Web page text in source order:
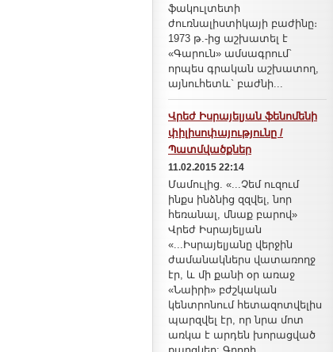
ֆակուլտետի
ժուռնալիստիկայի բաժինը։
1973 թ.-ից աշխատել է
«Գարուն» ամսագրում`
որպես գրական աշխատող,
այնուհետև` բաժնի...
Վրեժ Իսրայելյան ֆենոմենի
փիլիսոփայությունը /
Պատմվածքներ
11.02.2015 22:14
Մամուլից. «...Չեմ ուզում
ինքս ինձնից զզվել, նոր
հեռանալ, մնաք բարով»
Վրեժ Իսրայելյան
«...Իսրայելյանը վերջին
ժամանակներս վատառողջ
էր, և մի քանի օր առաջ
«Նաիրի» բժշկական
կենտրոնում հետազոտվելիս
պարզվել էր, որ նրա մոտ
առկա է արդեն խորացված